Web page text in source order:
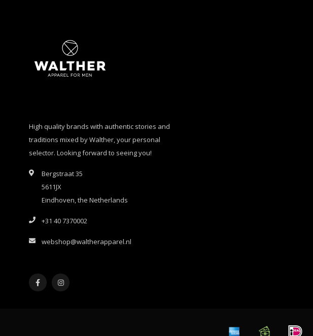
High quality brands with authentic stories and
traditions mixed by Walther, your personal
selector. Looking forward to seeing you!
Bergstraat 35
5611JX
Eindhoven, the Netherlands
+31 40 7370002
webshop@waltherapparel.nl